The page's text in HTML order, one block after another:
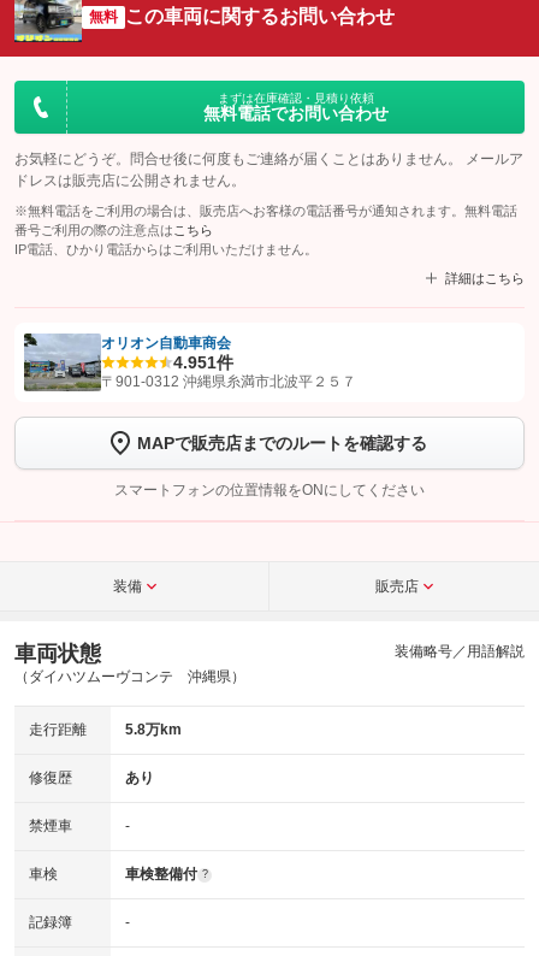
無料 この車両に関するお問い合わせ
まずは在庫確認・見積り依頼
無料電話でお問い合わせ
お気軽にどうぞ。問合せ後に何度もご連絡が届くことはありません。 メールア
ドレスは販売店に公開されません。
※無料電話をご利用の場合は、販売店へお客様の電話番号が通知されます。無料電話
番号ご利用の際の注意点は こちら
IP電話、ひかり電話からはご利用いただけません。
詳細はこちら
【STEP1】認証画面でグーネットを友だち追加してから「許可する」ボタンを押
トーク画面で
ボタンをタップして問い合わせを
完了してください。
こちら
オリオン自動車商会
4.951件
〒901-0312 沖縄県糸満市北波平２５７
MAPで販売店までのルートを確認する
スマートフォンの位置情報をONにしてください
装備 販売店
車両状態
（ダイハツムーヴコンテ 沖縄県）
装備略号／用語解説
走行距離 5.8万km
修復歴 あり
禁煙車 -
車検 車検整備付 ?
記録簿 -